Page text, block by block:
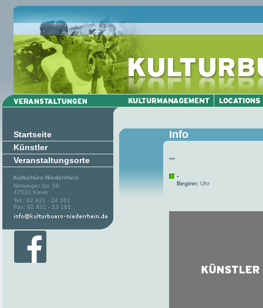
Startseite
Künstler
Veranstaltungsorte
Kulturbüro Niederrhein
Nimweger Str. 58
47533 Kleve
Tel.: 02 821 - 24 161
Fax: 02 821 - 13 161
Info
""
-
Beginn: Uhr